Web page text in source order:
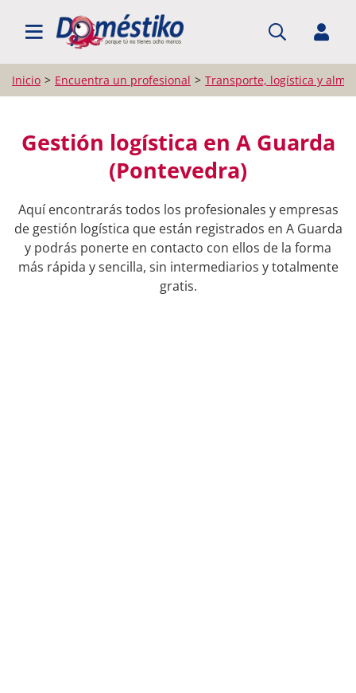
BUSCAR PROFESIONALES
Inicio Encuentra un profesional Transporte, logística y
Gestión logística en A Guarda
(Pontevedra)
Aquí encontrarás todos los profesionales y empresas
de gestión logística que están registrados en A Guarda
y podrás ponerte en contacto con ellos de la forma
más rápida y sencilla, sin intermediarios y totalmente
gratis.